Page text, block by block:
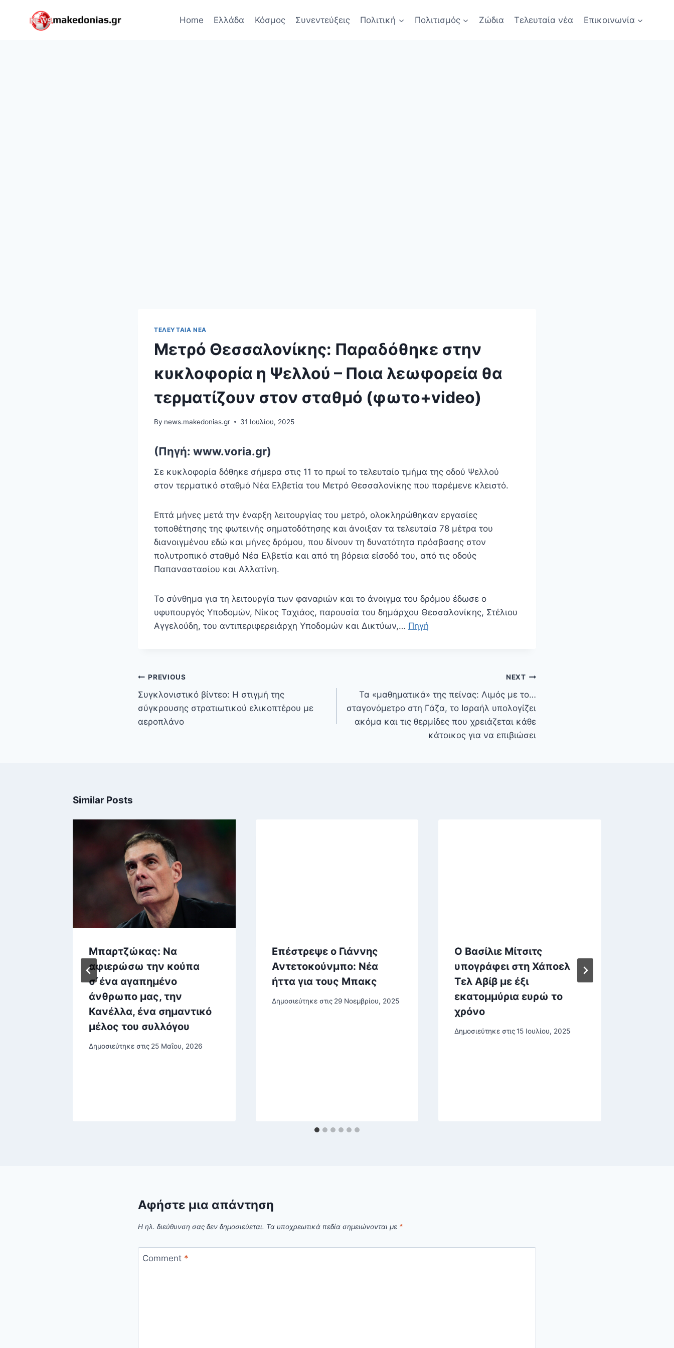
Home Ελλάδα Κόσμος Συνεντεύξεις Πολιτική Πολιτισμός Ζώδια Τελευταία νέα Επικοινωνία
ΤΕΛΕΥΤΑΊΑ ΝΈΑ
Μετρό Θεσσαλονίκης: Παραδόθηκε στην
κυκλοφορία η Ψελλού – Ποια λεωφορεία θα
τερματίζουν στον σταθμό (φωτο+video)
By news.makedonias.gr 31 Ιουλίου, 2025
(Πηγή: www.voria.gr)
Σε κυκλοφορία δόθηκε σήμερα στις 11 το πρωί το τελευταίο τμήμα της οδού Ψελλού
στον τερματικό σταθμό Νέα Ελβετία του Μετρό Θεσσαλονίκης που παρέμενε κλειστό.
Επτά μήνες μετά την έναρξη λειτουργίας του μετρό, ολοκληρώθηκαν εργασίες
τοποθέτησης της φωτεινής σηματοδότησης και άνοιξαν τα τελευταία 78 μέτρα του
διανοιγμένου εδώ και μήνες δρόμου, που δίνουν τη δυνατότητα πρόσβασης στον
πολυτροπικό σταθμό Νέα Ελβετία και από τη βόρεια είσοδό του, από τις οδούς
Παπαναστασίου και Αλλατίνη.
Το σύνθημα για τη λειτουργία των φαναριών και το άνοιγμα του δρόμου έδωσε ο
υφυπουργός Υποδομών, Νίκος Ταχιάος, παρουσία του δημάρχου Θεσσαλονίκης, Στέλιου
Αγγελούδη, του αντιπεριφερειάρχη Υποδομών και Δικτύων,… Πηγή
Πλοήγηση
άρθρων
PREVIOUS
Συγκλονιστικό βίντεο: Η στιγμή της
σύγκρουσης στρατιωτικού ελικοπτέρου με
αεροπλάνο
NEXT
Τα «μαθηματικά» της πείνας: Λιμός με το…
σταγονόμετρο στη Γάζα, το Ισραήλ υπολογίζει
ακόμα και τις θερμίδες που χρειάζεται κάθε
κάτοικος για να επιβιώσει
Similar Posts
Μπαρτζώκας: Να
αφιερώσω την κούπα
σ΄ένα αγαπημένο
άνθρωπο μας, την
Κανέλλα, ένα σημαντικό
μέλος του συλλόγου
Δημοσιεύτηκε στις 25 Μαΐου, 2026
Επέστρεψε ο Γιάννης
Αντετοκούνμπο: Νέα
ήττα για τους Μπακς
Δημοσιεύτηκε στις 29 Νοεμβρίου, 2025
O Βασίλιε Μίτσιτς
υπογράφει στη Χάποελ
Τελ Αβίβ με έξι
εκατομμύρια ευρώ το
χρόνο
Δημοσιεύτηκε στις 15 Ιουλίου, 2025
Αφήστε μια απάντηση
Η ηλ. διεύθυνση σας δεν δημοσιεύεται. Τα υποχρεωτικά πεδία σημειώνονται με *
Comment *